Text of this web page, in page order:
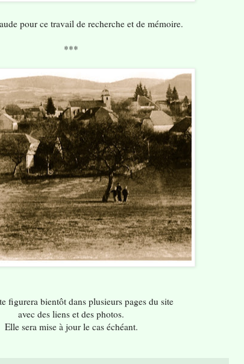
pour ce travail de recherche et de mémoire.
***
figurera bientôt dans plusieurs pages du site
avec des liens et des photos.
Elle sera mise à jour le cas échéant.